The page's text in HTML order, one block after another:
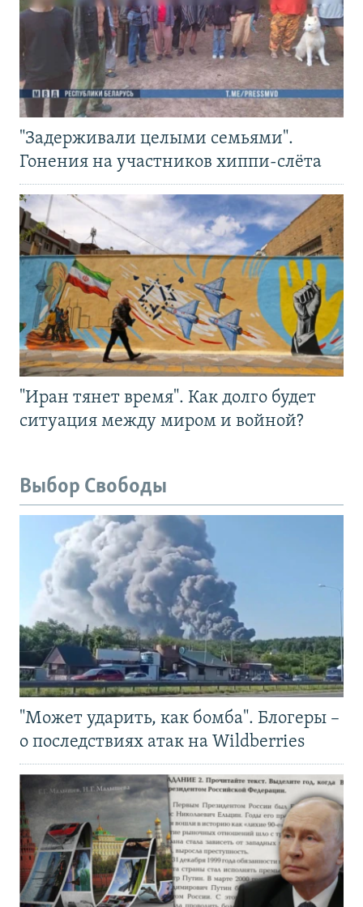
"Задерживали целыми семьями".
Гонения на участников хиппи-слёта
"Иран тянет время". Как долго будет
ситуация между миром и войной?
Выбор Свободы
"Может ударить, как бомба". Блогеры –
о последствиях атак на Wildberries